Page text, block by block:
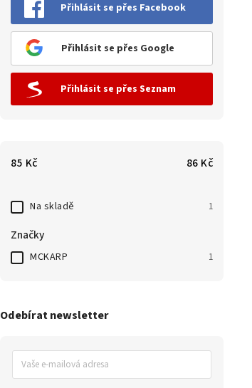
Přihlásit se přes Facebook
Přihlásit se přes Google
Přihlásit se přes Seznam
85 Kč 86 Kč
Na skladě 1
Značky
MCKARP 1
Odebírat newsletter